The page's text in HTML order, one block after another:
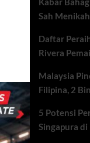
Sah
Daftar
Rivera
Malaysia
Filipina, 2
5 Potensi
Singapura di